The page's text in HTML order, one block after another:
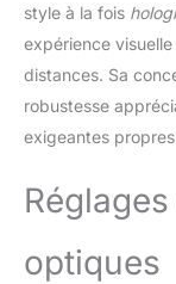
style à la fois
expérience
distances. Sa
robustesse
exigeantes propres
optiques